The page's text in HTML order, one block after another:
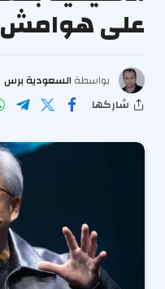
على هوامش FCF المتوقعة
بواسطة السعودية برس
شاركها